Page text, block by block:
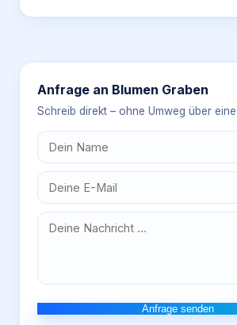
Anfrage an Blumen Graben
Schreib direkt – ohne Umweg über
Anfrage senden